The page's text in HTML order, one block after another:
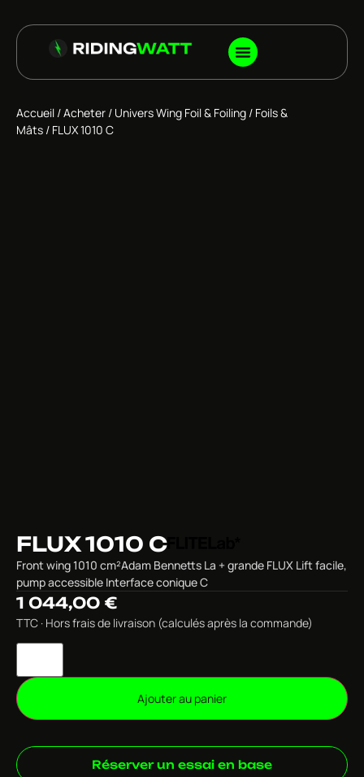
Accueil /Acheter / Univers Wing Foil & Foiling / Foils &
Mâts / FLUX 1010 C
FLUX 1010 C
Front wing 1010 cm²Adam Bennetts La + grande FLUX Lift facile,
pump accessible Interface conique C
1 044,00 €
TTC · Hors frais de livraison (calculés après la commande)
Ajouter au panier
Réserver un essai en base